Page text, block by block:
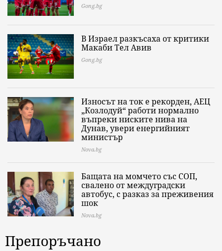
Gong.bg
В Израел разкъсаха от критики
Макаби Тел Авив
Gong.bg
Износът на ток е рекорден, АЕЦ
„Козлодуй“ работи нормално
въпреки ниските нива на
Дунав, увери енергийният
министър
Nova.bg
Бащата на момчето със СОП,
свалено от междуградски
автобус, с разказ за преживения
шок
Nova.bg
Препоръчано